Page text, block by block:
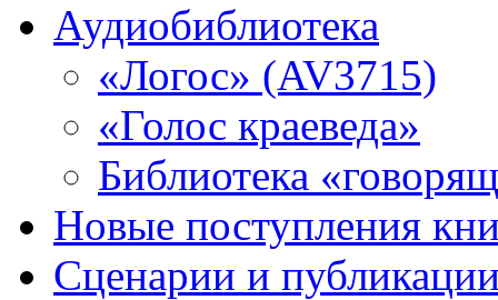
Аудиобиблиотека
«Логос» (AV3715)
«Голос краеведа»
Библиотека
Новые поступления
Сценарии и